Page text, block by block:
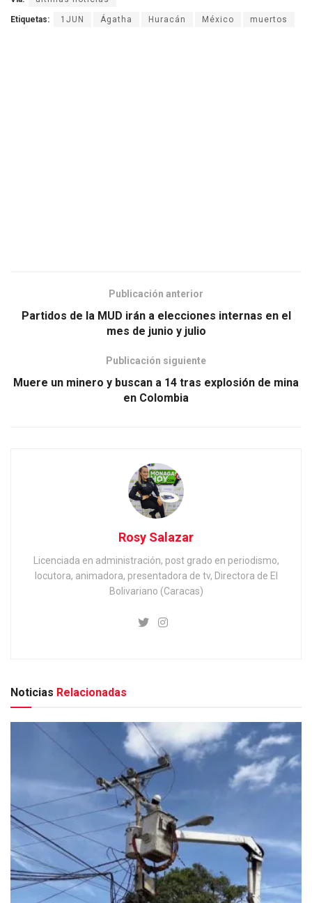
Etiquetas: 1JUN Ágatha Huracán México muertos
Publicación anterior
Partidos de la MUD irán a elecciones internas en el
mes de junio y julio
Publicación siguiente
Muere un minero y buscan a 14 tras explosión de mina
en Colombia
Rosy Salazar
Licenciada en administración, post grado en periodismo,
locutora, animadora, presentadora de tv, Directora de El
Bolivariano (Caracas)
Noticias Relacionadas